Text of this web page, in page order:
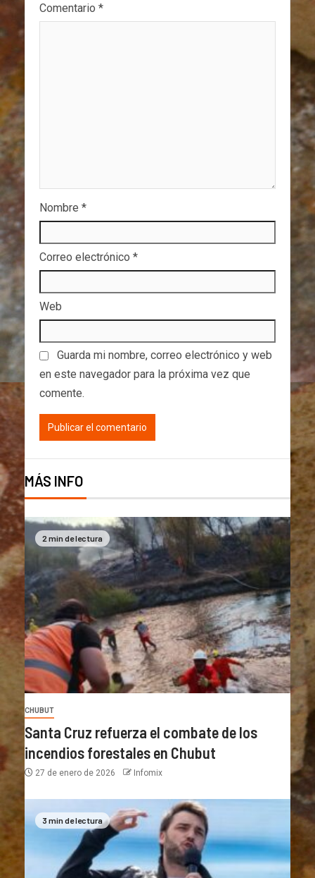
Comentario *
Nombre *
Correo electrónico *
Web
Guarda mi nombre, correo electrónico y web
en este navegador para la próxima vez que
comente.
MÁS INFO
2 min de lectura
CHUBUT
Santa Cruz refuerza el combate de los
incendios forestales en Chubut
27 de enero de 2026 Infomix
3 min de lectura